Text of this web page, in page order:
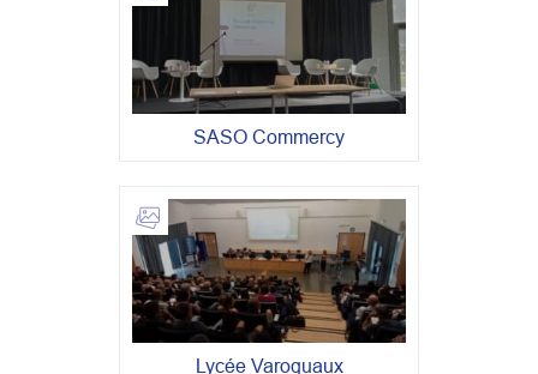
SASO Commercy
Lycée Varoquaux